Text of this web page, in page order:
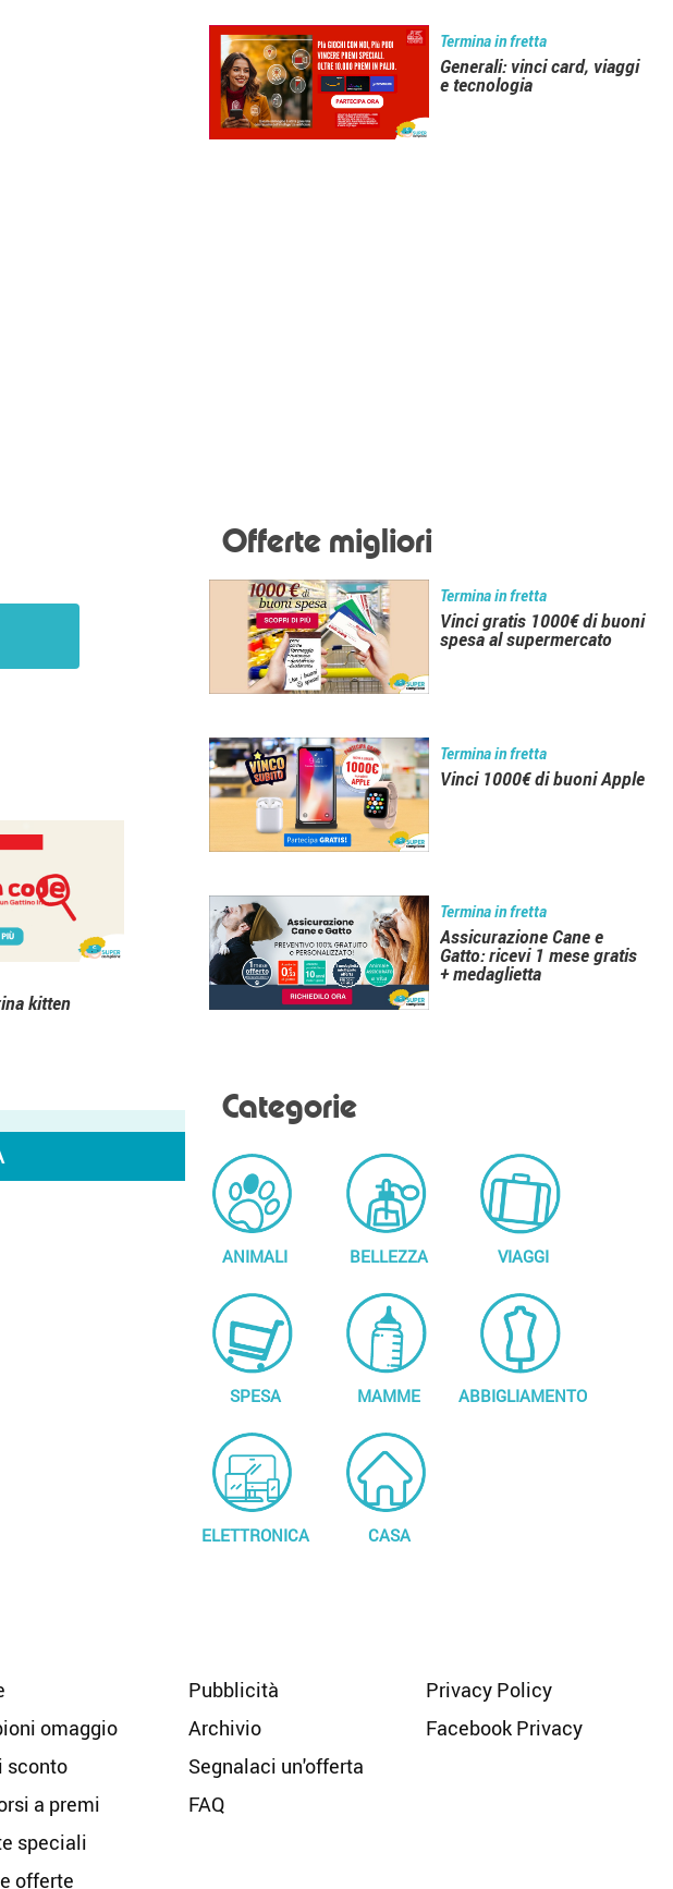
kitten
Termina in fretta
Generali: vinci card, viaggi
e tecnologia
Offerte migliori
Termina in fretta
Vinci gratis 1000€ di buoni
spesa al supermercato
Termina in fretta
Vinci 1000€ di buoni Apple
Termina in fretta
Assicurazione Cane e
Gatto: ricevi 1 mese gratis
+ medaglietta
Categorie
ANIMALI BELLEZZA VIAGGI
SPESA MAMME ABBIGLIAMENTO
ELETTRONICA CASA
omaggio
sconto
a premi
speciali
offerte
Pubblicità
Archivio
Segnalaci un'offerta
FAQ
Privacy Policy
Facebook Privacy